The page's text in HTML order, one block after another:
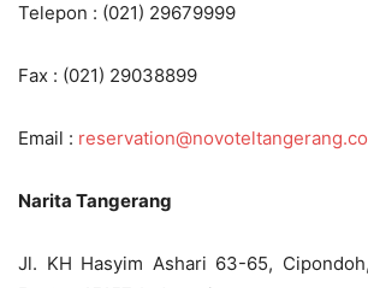
Telepon : (021) 29679999
Fax : (021) 29038899
Email :
Narita Tangerang
Jl. KH Hasyim Ashari 63-65,